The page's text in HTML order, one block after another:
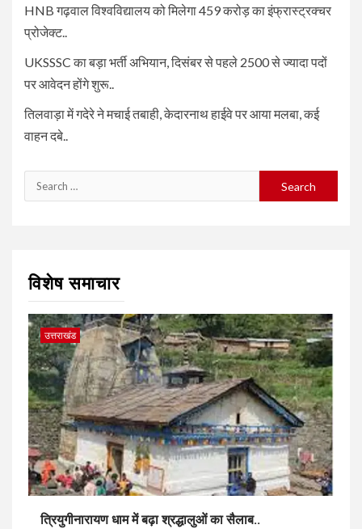
HNB गढ़वाल विश्वविद्यालय को मिलेगा 459 करोड़ का इंफ्रास्ट्रक्चर
प्रोजेक्ट..
UKSSSC का बड़ा भर्ती अभियान, दिसंबर से पहले 2500 से ज्यादा पदों
पर आवेदन होंगे शुरू..
तिलवाड़ा में गदेरे ने मचाई तबाही, केदारनाथ हाईवे पर आया मलबा, कई
वाहन दबे..
Search
for:
विशेष समाचार
उत्तराखंड
त्रियुगीनारायण धाम में बढ़ा श्रद्धालुओं का सैलाब..